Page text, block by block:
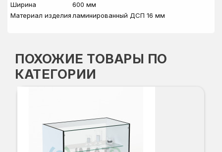
Ширина
600 мм
Материал изделия ламинированный ДСП 16 мм
ПОХОЖИЕ ТОВАРЫ ПО
КАТЕГОРИИ